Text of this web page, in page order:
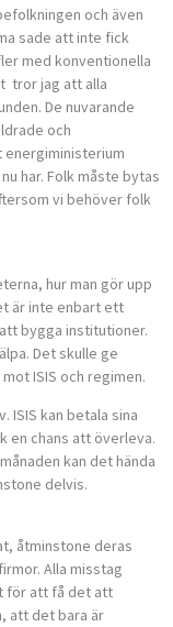
och även
sade att inte fick
med konventionella
tror jag att alla
De nuvarande
och
energiministerium
har. Folk måste bytas
vi behöver folk
hur man gör upp
är inte enbart ett
bygga institutioner.
Det skulle ge
ISIS och regimen.
ISIS kan betala sina
en chans att överleva.
kan det hända
delvis.
åtminstone deras
Alla misstag
för att få det att
att det bara är